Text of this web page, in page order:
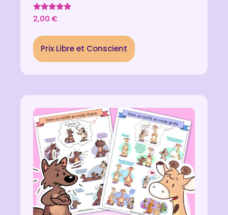
Note
5.00
2,00 €
Prix Libre et Conscient